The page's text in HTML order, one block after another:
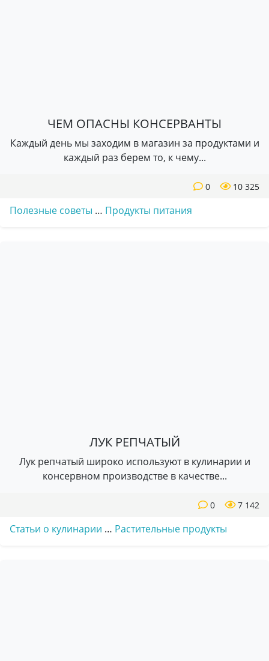
ЧЕМ ОПАСНЫ КОНСЕРВАНТЫ
Каждый день мы заходим в магазин за продуктами и
каждый раз берем то, к чему...
10 325
0
Полезные советы … Продукты питания
ЛУК РЕПЧАТЫЙ
Лук репчатый широко используют в кулинарии и
консервном производстве в качестве...
7 142
0
Статьи о кулинарии … Растительные продукты